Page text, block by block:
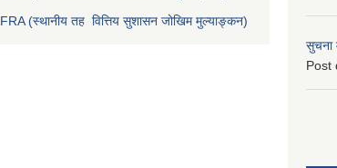
FRA (स्थानीय तह वित्तिय सुशासन जोखिम मुल्याङ्कन)
सुचना
Post